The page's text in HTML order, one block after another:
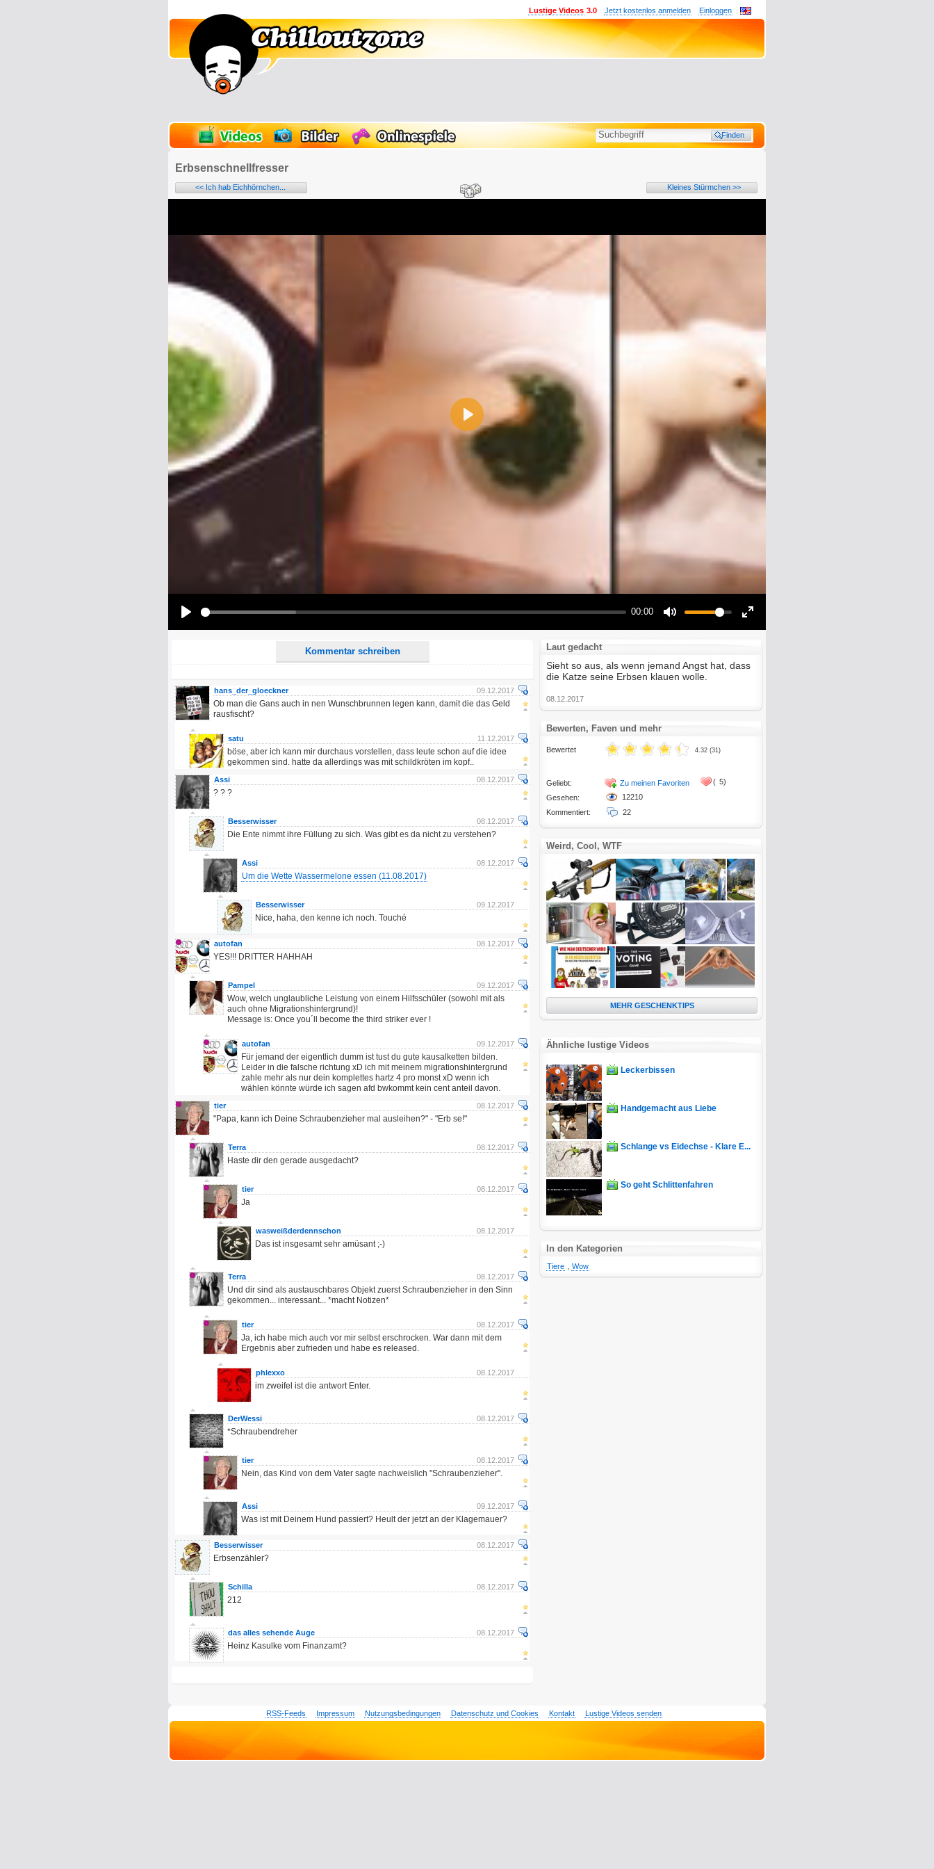
Einloggen
Jetzt kostenlos anmelden
Lustige Videos 3.0
Erbsenschnellfresser
<< Ich hab Eichhörnchen... Kleines Stürmchen >>
00:00
Play
Kommentar schreiben
Name:
E-Mail-Adresse (optional):
URLs werden automatisch umgewandelt. Bitte verwende "www." oder "http://" in URLs
Ich möchte eine E-Mail, wenn auf dieser Seite weitere Kommentare erscheinen.
09.12.2017
hans_der_gloeckner
Ob man die Gans auch in nen Wunschbrunnen legen kann, damit die das Geld
rausfischt?
11.12.2017
satu
böse, aber ich kann mir durchaus vorstellen, dass leute schon auf die idee
gekommen sind. hatte da allerdings was mit schildkröten im kopf..
08.12.2017
Assi
? ? ?
08.12.2017
Besserwisser
Die Ente nimmt ihre Füllung zu sich. Was gibt es da nicht zu verstehen?
08.12.2017
Assi
Um die Wette Wassermelone essen (11.08.2017)
09.12.2017
Besserwisser
Nice, haha, den kenne ich noch. Touché
08.12.2017
autofan
YES!!! DRITTER HAHHAH
09.12.2017
Pampel
Wow, welch unglaubliche Leistung von einem Hilfsschüler (sowohl mit als
auch ohne Migrationshintergrund)!
Message is: Once you´ll become the third striker ever !
09.12.2017
autofan
Für jemand der eigentlich dumm ist tust du gute kausalketten bilden.
Leider in die falsche richtung xD ich mit meinem migrationshintergrund
zahle mehr als nur dein komplettes hartz 4 pro monst xD wenn ich
wählen könnte würde ich sagen afd bwkommt kein cent anteil davon.
08.12.2017
tier
"Papa, kann ich Deine Schraubenzieher mal ausleihen?" - "Erb se!"
08.12.2017
Terra
Haste dir den gerade ausgedacht?
08.12.2017
tier
Ja
08.12.2017
wasweißderdennschon
Das ist insgesamt sehr amüsant ;-)
08.12.2017
Terra
Und dir sind als austauschbares Objekt zuerst Schraubenzieher in den Sinn
gekommen... interessant... *macht Notizen*
08.12.2017
tier
Ja, ich habe mich auch vor mir selbst erschrocken. War dann mit dem
Ergebnis aber zufrieden und habe es released.
08.12.2017
phlexxo
im zweifel ist die antwort Enter.
08.12.2017
DerWessi
*Schraubendreher
08.12.2017
tier
Nein, das Kind von dem Vater sagte nachweislich "Schraubenzieher".
09.12.2017
Assi
Was ist mit Deinem Hund passiert? Heult der jetzt an der Klagemauer?
08.12.2017
Besserwisser
Erbsenzähler?
08.12.2017
Schilla
212
08.12.2017
das alles sehende Auge
Heinz Kasulke vom Finanzamt?
Laut gedacht
Sieht so aus, als wenn jemand Angst hat, dass
die Katze seine Erbsen klauen wolle.
08.12.2017
Bewerten, Faven und mehr
Bewertet
Geliebt:
Gesehen:
Kommentiert:
4.32 (31)
Zu meinen Favoriten
12210
22
( 5)
Weird, Cool, WTF
MEHR GESCHENKTIPS
Ähnliche lustige Videos
Leckerbissen
Handgemacht aus Liebe
Schlange vs Eidechse - Klare E...
So geht Schlittenfahren
In den Kategorien
Tiere Wow
RSS-Feeds Impressum Nutzungsbedingungen Datenschutz und Cookies Kontakt Lustige Videos senden